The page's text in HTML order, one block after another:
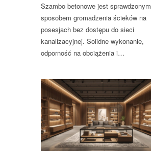
Szambo betonowe jest sprawdzonym
sposobem gromadzenia ścieków na
posesjach bez dostępu do sieci
kanalizacyjnej. Solidne wykonanie,
odporność na obciążenia i…